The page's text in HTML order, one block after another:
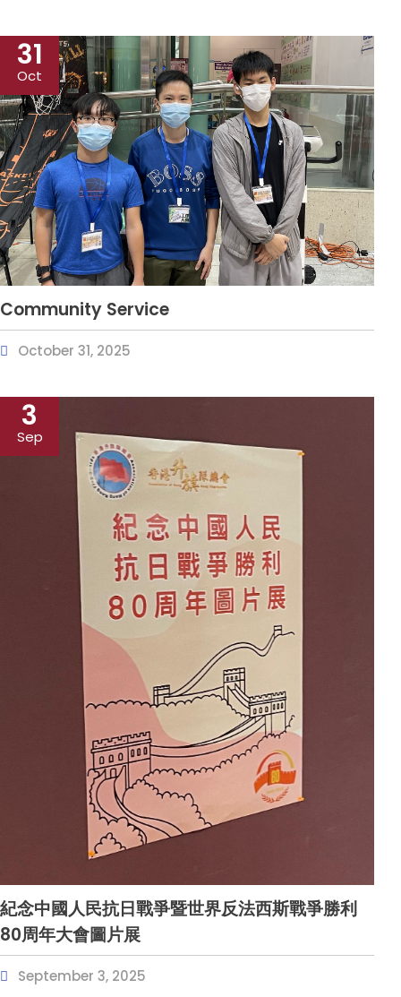
Community Service
October 31, 2025
31
Oct
紀念中國人民抗日戰爭暨世界反法西斯戰爭勝利
80周年大會圖片展
September 3, 2025
3
Sep